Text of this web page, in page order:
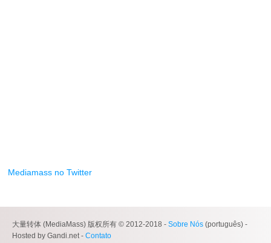
Mediamass no Twitter
大量转体 (MediaMass) 版权所有 © 2012-2018 - Sobre Nós (português) -
Hosted by Gandi.net - Contato